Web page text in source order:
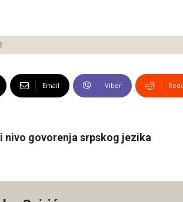
Email Viber
nivo govorenja srpskog jezika